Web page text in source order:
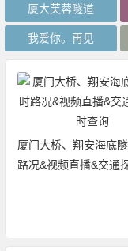
厦大芙蓉隧道
我爱你。再见
厦门大桥、翔安海底
路况&视频直播&交通